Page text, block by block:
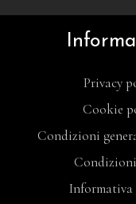
Privacy
Cookie
Condizioni
Condizioni
Informativa